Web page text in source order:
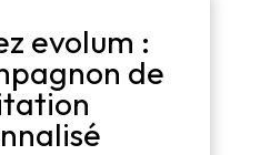
evolum :
de